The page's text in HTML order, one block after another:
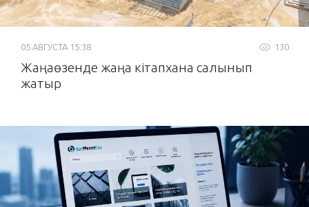
130
05 АВГУСТА 15:38
Жаңаөзенде жаңа кітапхана салынып
жатыр